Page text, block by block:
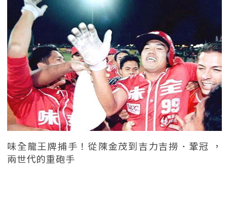
味全龍王牌捕手！從陳金茂到吉力吉撈．鞏冠 ，
兩世代的重砲手